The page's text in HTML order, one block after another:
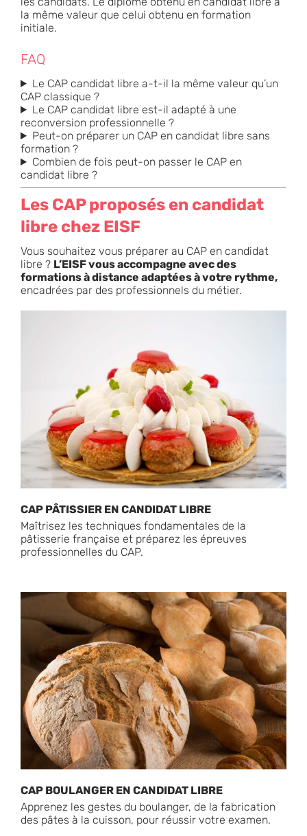
la même valeur que celui obtenu en formation
initiale.
FAQ
Le CAP candidat libre a-t-il la même valeur qu’un
CAP classique ?
Le CAP candidat libre est-il adapté à une
reconversion professionnelle ?
Peut-on préparer un CAP en candidat libre sans
formation ?
Combien de fois peut-on passer le CAP en
candidat libre ?
Les CAP proposés en candidat
libre chez EISF
Vous souhaitez vous préparer au CAP en candidat
libre ? L’EISF vous accompagne avec des
formations à distance adaptées à votre rythme,
encadrées par des professionnels du métier.
CAP PÂTISSIER EN CANDIDAT LIBRE
Maîtrisez les techniques fondamentales de la
pâtisserie française et préparez les épreuves
professionnelles du CAP.
CAP BOULANGER EN CANDIDAT LIBRE
Apprenez les gestes du boulanger, de la fabrication
des pâtes à la cuisson, pour réussir votre examen.